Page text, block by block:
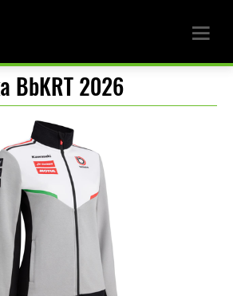
BbKRT 2026